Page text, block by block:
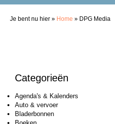
Je bent nu hier » Home » DPG Media
Categorieën
Agenda's & Kalenders
Auto & vervoer
Bladerbonnen